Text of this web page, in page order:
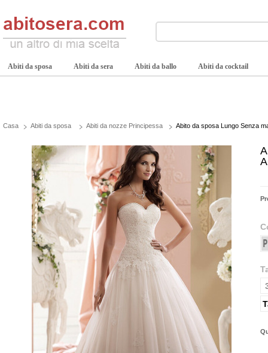
Abiti da sposa Abiti da sera Abiti da ballo Abiti da cocktail
Casa Abiti da sposa Abiti da nozze Principessa Abito da sposa Lungo Senza